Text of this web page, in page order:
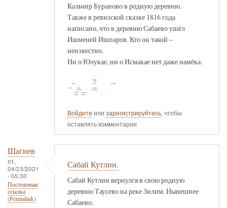
Кальчир Бураново в родную деревню.
Также в ревизской сказке 1816 года
написано, что в деревню Сабаево ушёл
Ишменей Ишпаров. Кто он такой –
неизвестно.
Ни о Юлукае, ни о Исмакае нет даже намёка.
Войдите или зарегистрируйтесь, чтобы
оставлять комментарии
Шагиев
пт,
04/23/2021
- 05:30
Постоянная
ссылка
(Permalink)
Сабай Кутлин.
Сабай Кутлин вернулся в свою родную
деревню Таусево на реке Зилим. Нынешнее
Сабаево.